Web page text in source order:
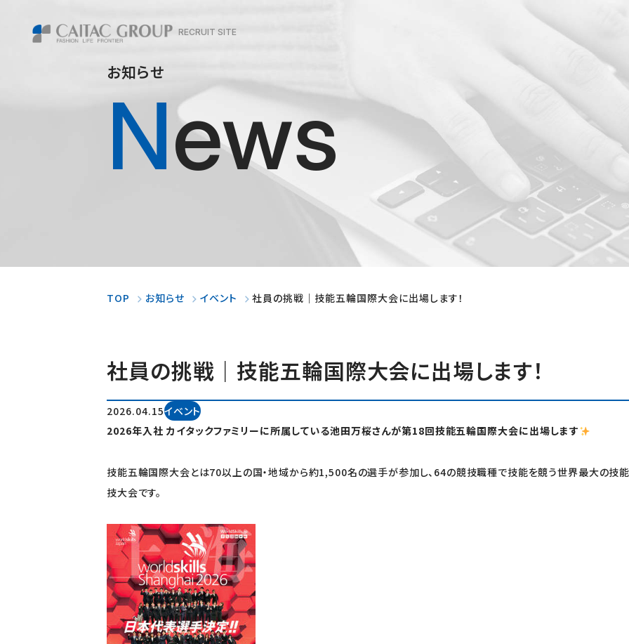
RECRUIT SITE
お知らせ
News
TOP お知らせ イベント 社員の挑戦｜技能五輪国際大会に出場します！
社員の挑戦｜技能五輪国際大会に出場します！
2026.04.15イベント
2026年入社 カイタックファミリーに所属している池田万桜さんが第18回技能五輪国際大会に出場します
技能五輪国際大会とは70以上の国・地域から約1,500名の選手が参加し、64の競技職種で技能を競う世界最大の技
技大会です。